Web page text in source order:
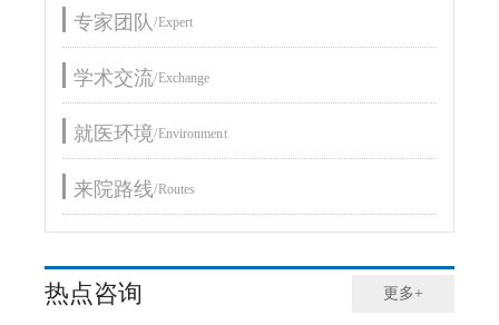
专家团队/Expert
学术交流/Exchange
就医环境/Environment
来院路线/Routes
热点咨询 更多+